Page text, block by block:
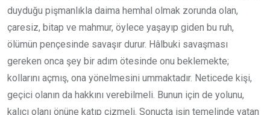
duyduğu pişmanlıkla daima hemhal olmak zorunda olan,
çaresiz, bitap ve mahmur, öylece yaşayıp giden bu ruh,
ölümün pençesinde savaşır durur. Hâlbuki savaşması
gereken onca şey bir adım ötesinde onu beklemekte;
kollarını açmış, ona yönelmesini ummaktadır. Neticede kişi,
geçici olanın da hakkını verebilmeli. Bunun için de yolunu,
kalıcı olanı önüne katıp çizmeli. Sonuçta işin temelinde yatan